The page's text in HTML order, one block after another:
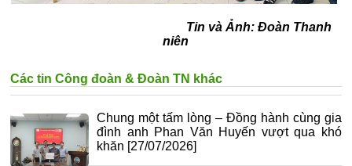
Tin và Ảnh: Đoàn Thanh
niên
Các tin Công đoàn & Đoàn TN khác
Chung một tấm lòng – Đồng hành cùng gia
đình anh Phan Văn Huyến vượt qua khó
khăn [27/07/2026]